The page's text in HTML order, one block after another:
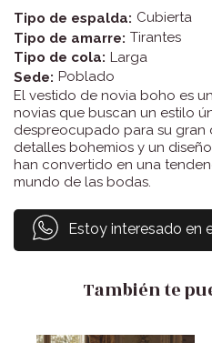
Tipo de espalda: Cubierta
Tipo de amarre: Tirantes
Tipo de cola: Larga
Sede: Poblado
El vestido de novia boho es
novias que buscan un estilo
despreocupado para su gran
detalles bohemios y un
han convertido en una
mundo de las bodas.
Estoy interesado en
También te